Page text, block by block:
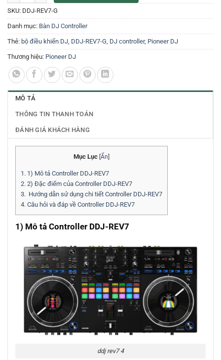
SKU: DDJ-REV7-G
Danh mục: Bàn DJ Controller
Thẻ: bộ điều khiển DJ, DDJ-REV7-G, DJ controller, Pioneer DJ
Thương hiệu: Pioneer DJ
MÔ TẢ
THÔNG TIN THANH TOÁN
ĐÁNH GIÁ KHÁCH HÀNG
Mục Lục [Ẩn]
1. 1) Mô tả Controller DDJ-REV7
2. 2) Đặc điểm của Controller DDJ-REV7
3. Hướng dẫn sử dụng chi tiết Controller DDJ-REV7
4. Câu hỏi và đáp về Controller DDJ-REV7
1) Mô tả Controller DDJ-REV7
ddj rev7 4